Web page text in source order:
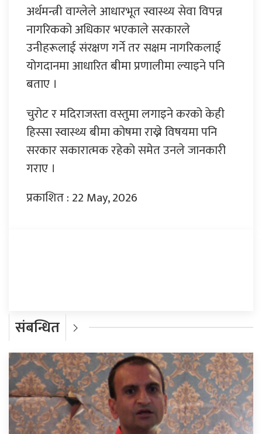
अर्थमन्त्री वाग्लेले आधारभूत स्वास्थ्य सेवा विपन्न
नागरिकको अधिकार भएकाले सरकारले
उनीहरूलाई संरक्षण गर्ने तर सक्षम नागरिकलाई
योगदानमा आधारित बीमा प्रणालीमा ल्याइने पनि
बताए ।
चुरोट र मदिराजस्ता वस्तुमा लगाइने करको केही
हिस्सा स्वास्थ्य बीमा कोषमा राख्ने विषयमा पनि
सरकार सकारात्मक रहेको समेत उनले जानकारी
गराए ।
प्रकाशित : 22 May, 2026
संबन्धित